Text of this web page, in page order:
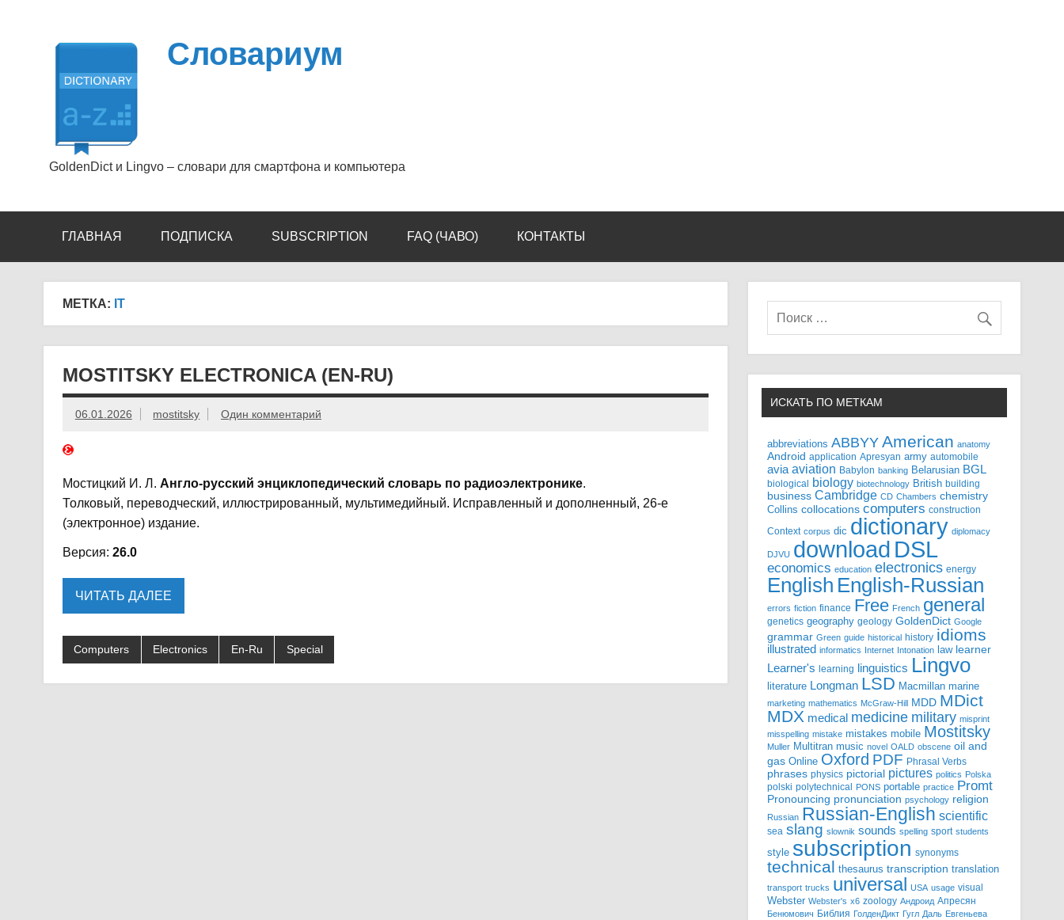
Словариум
GoldenDict и Lingvo – словари для смартфона и компьютера
ГЛАВНАЯ ПОДПИСКА SUBSCRIPTION FAQ (ЧАВО) КОНТАКТЫ
МЕТКА: IT
MOSTITSKY ELECTRONICA (EN-RU)
06.01.2026 mostitsky Один комментарий
Мостицкий И. Л. Англо-русский энциклопедический словарь по радиоэлектронике.
Толковый, переводческий, иллюстрированный, мультимедийный. Исправленный и дополненный, 26-е
(электронное) издание.
Версия: 26.0
ЧИТАТЬ ДАЛЕЕ
Computers Electronics En-Ru Special
ИСКАТЬ ПО МЕТКАМ
abbreviations ABBYY American anatomy
Android application Apresyan army automobile
avia aviation Babylon banking Belarusian BGL
biological biology biotechnology British building
business Cambridge CD Chambers chemistry
Collins collocations computers construction
Context corpus dic dictionary diplomacy
DJVU download DSL
economics education electronics energy
English English-Russian
errors fiction finance Free French general
genetics geography geology GoldenDict Google
grammar Green guide historical history idioms
illustrated informatics Internet Intonation law learner
Learner's learning linguistics Lingvo
literature Longman LSD Macmillan marine
marketing mathematics McGraw-Hill MDD MDict
MDX medical medicine military misprint
misspelling mistake mistakes mobile Mostitsky
Muller Multitran music novel OALD obscene oil and
gas Online Oxford PDF Phrasal Verbs
phrases physics pictorial pictures politics Polska
polski polytechnical PONS portable practice Promt
Pronouncing pronunciation psychology religion
Russian Russian-English scientific
sea slang slownik sounds spelling sport students
style subscription synonyms
technical thesaurus transcription translation
transport trucks universal USA usage visual
Webster Webster's x6 zoology Андроид Апресян
Бенюмович Библия ГолденДикт Гугл Даль Евгеньева